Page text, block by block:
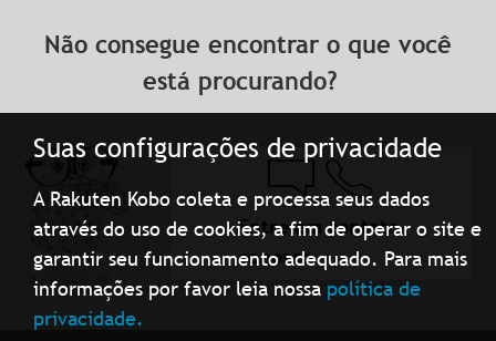
Suas configurações de privacidade
A Rakuten Kobo coleta e processa seus dados
através do uso de cookies, a fim de operar o site e
garantir seu funcionamento adequado. Para mais
informações por favor leia nossa política de
privacidade.
Não consegue encontrar o que você
está procurando?
Entre em contato
conosco